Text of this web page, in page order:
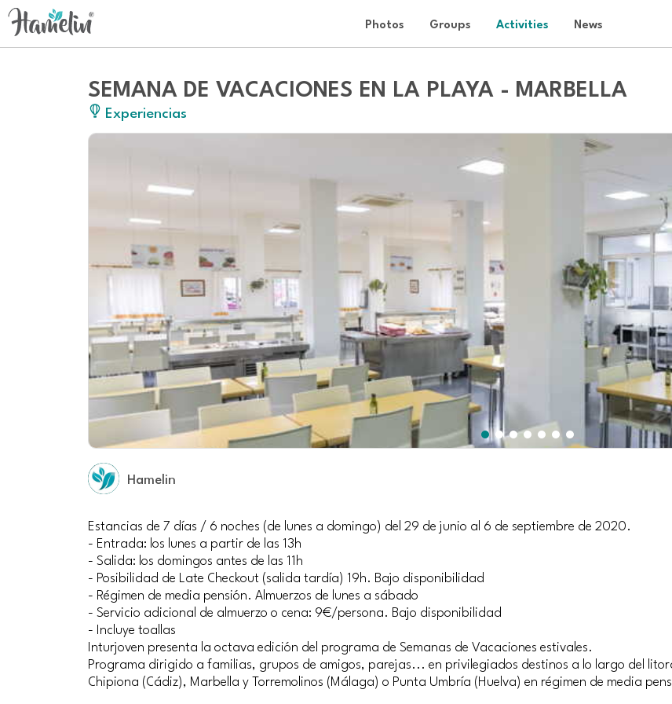
Photos Groups Activities News
SEMANA DE VACACIONES EN LA PLAYA - MARBELLA
Experiencias
Hamelin
Estancias de 7 días / 6 noches (de lunes a domingo) del 29 de junio al 6 de septiembre de 2020.
- Entrada: los lunes a partir de las 13h
- Salida: los domingos antes de las 11h
- Posibilidad de Late Checkout (salida tardía) 19h. Bajo disponibilidad
- Régimen de media pensión. Almuerzos de lunes a sábado
- Servicio adicional de almuerzo o cena: 9€/persona. Bajo disponibilidad
- Incluye toallas
Inturjoven presenta la octava edición del programa de Semanas de Vacaciones estivales.
Programa dirigido a familias, grupos de amigos, parejas... en privilegiados destinos a lo largo del
Chipiona (Cádiz), Marbella y Torremolinos (Málaga) o Punta Umbría (Huelva) en régimen de media